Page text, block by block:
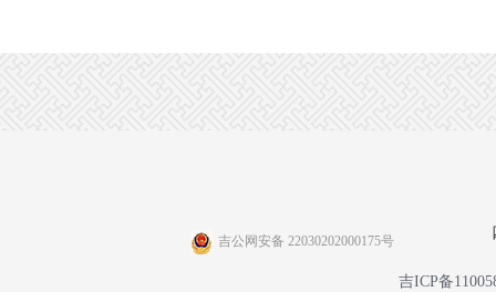
吉公网安备 22030202000175号
吉ICP备